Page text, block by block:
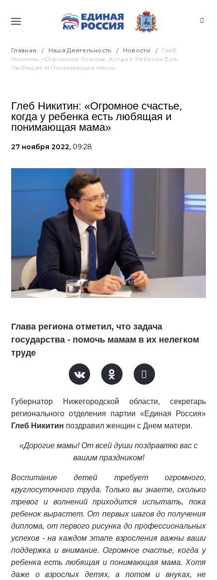
Главная Наша Деятельность Новости
Глеб
Никитин: «Огромное Счастье, Когда У Ребенка Есть
Любящая И Понимающая Мама»
Глеб Никитин: «Огромное счастье,
когда у ребенка есть любящая и
понимающая мама»
27 ноября 2022, 09:28
Глава региона отметил, что задача
государства - помочь мамам в их нелегком
труде
Губернатор Нижегородской области, секретарь
регионального отделения партии «Единая Россия»
Глеб Никитин поздравил женщин с Днем матери.
«Дорогие мамы! От всей души поздравляю вас с
вашим праздником!
Воспитание детей требует огромного,
круглосуточного труда. Только вы знаете, сколько
тревог и волнений приходится испытать, пока
ребенок вырастет. От первых шагов до получения
диплома, от первого рисунка до профессиональных
успехов - на каждом этапе взросления важны ваши
поддержка и внимание. Огромное счастье, когда у
ребенка есть любящая и понимающая мама. Хотя
даже о взрослых детях, а потом и внуках, не